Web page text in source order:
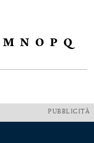
M N O P Q
PUBBLICITÀ